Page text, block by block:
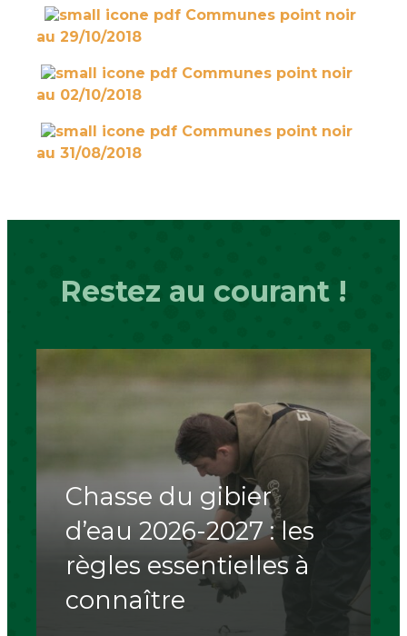
Communes point noir
au 29/10/2018
Communes point noir
au 02/10/2018
Communes point noir
au 31/08/2018
Restez au courant !
Chasse du gibier
d’eau 2026-2027 : les
règles essentielles à
connaître